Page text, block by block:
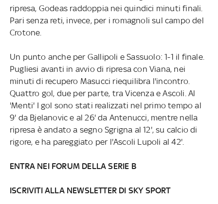
ripresa, Godeas raddoppia nei quindici minuti finali.
Pari senza reti, invece, per i romagnoli sul campo del
Crotone.
Un punto anche per Gallipoli e Sassuolo: 1-1 il finale.
Pugliesi avanti in avvio di ripresa con Viana, nei
minuti di recupero Masucci riequilibra l'incontro.
Quattro gol, due per parte, tra Vicenza e Ascoli. Al
'Menti' I gol sono stati realizzati nel primo tempo al
9' da Bjelanovic e al 26' da Antenucci, mentre nella
ripresa è andato a segno Sgrigna al 12', su calcio di
rigore, e ha pareggiato per l'Ascoli Lupoli al 42'.
ENTRA NEI FORUM DELLA SERIE B
ISCRIVITI ALLA NEWSLETTER DI SKY SPORT